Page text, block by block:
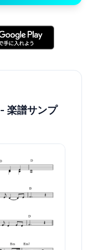
- 楽譜サンプ